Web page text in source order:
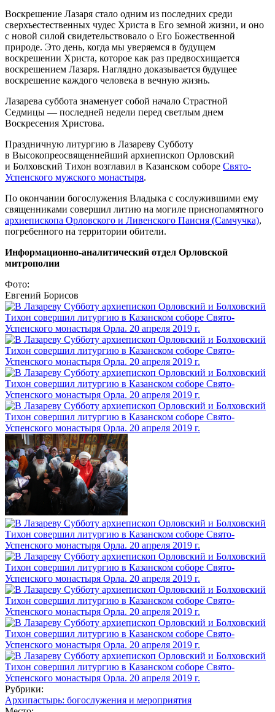
Воскрешение Лазаря стало одним из последних среди
сверхъестественных чудес Христа в Его земной жизни, и оно
с новой силой свидетельствовало о Его Божественной
природе. Это день, когда мы уверяемся в будущем
воскрешении Христа, которое как раз предвосхищается
воскрешением Лазаря. Наглядно доказывается будущее
воскрешение каждого человека в вечную жизнь.
Лазарева суббота знаменует собой начало Страстной
Седмицы — последней недели перед светлым днем
Воскресения Христова.
Праздничную литургию в Лазареву Субботу
в Высокопреосвященнейший архиепископ Орловский
и Болховский Тихон возглавил в Казанском соборе Свято-
Успенского мужского монастыря.
По окончании богослужения Владыка с сослужившими ему
священниками совершил литию на могиле приснопамятного
архиепископа Орловского и Ливенского Паисия (Самчучка),
погребенного на территории обители.
Информационно-аналитический отдел Орловской
митрополии
Фото:
Евгений Борисов
Рубрики:
Архипастырь: богослужения и мероприятия